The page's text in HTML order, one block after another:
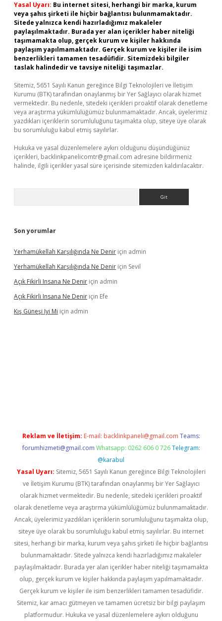
Yasal Uyarı: Bu internet sitesi, herhangi bir marka, kurum
veya şahıs şirketi ile hiçbir bağlantısı bulunmamaktadır.
Sitede yalnızca kendi hazırladığımız makaleler
paylaşılmaktadır. Burada yer alan içerikler haber niteliği
taşımamakta olup, gerçek kurum ve kişiler hakkında
paylaşım yapılmamaktadır. Gerçek kurum ve kişiler ile isim
benzerlikleri tamamen tesadüfidir. Sitemizdeki bilgiler
taslak halindedir ve tavsiye niteliği taşımazlar.
Sitemiz, 5651 Sayılı Kanun gereğince Bilgi Teknolojileri ve İletişim
Kurumu (BTK) tarafından onaylanmış bir Yer Sağlayıcı olarak hizmet
vermektedir. Bu nedenle, sitedeki içerikleri proaktif olarak denetleme
veya araştırma yükümlülüğümüz bulunmamaktadır. Ancak, üyelerimiz
yazdıkları içeriklerin sorumluluğunu taşımakta olup, siteye üye olarak
bu sorumluluğu kabul etmiş sayılırlar.
Hukuka ve yasal düzenlemelere aykırı olduğunu düşündüğünüz
içerikleri, backlinkpanelicomtr@gmail.com adresine bildirmeniz
halinde, ilgili içerikler yasal süre içerisinde sitemizden kaldırılacaktır.
Son yorumlar
Yerhamükellah Karşılığında Ne Denir için admin
Yerhamükellah Karşılığında Ne Denir için Sevil
Açık Fikirli Insana Ne Denir için admin
Açık Fikirli Insana Ne Denir için Efe
Kış Güneşi Iyi Mi için admin
Reklam ve İletişim: E-mail: backlinkpaneli@gmail.com Teams:
forumhizmeti@gmail.com Whatsapp: 0262 606 0 726 Telegram:
@karabul
Yasal Uyarı: Sitemiz, 5651 Sayılı Kanun gereğince Bilgi Teknolojileri
ve İletişim Kurumu (BTK) tarafından onaylanmış bir Yer Sağlayıcı
olarak hizmet vermektedir. Bu nedenle, sitedeki içerikleri proaktif
olarak denetleme veya araştırma yükümlülüğümüz bulunmamaktadır.
Ancak, üyelerimiz yazdıkları içeriklerin sorumluluğunu taşımakta olup,
siteye üye olarak bu sorumluluğu kabul etmiş sayılırlar. Bu internet
sitesi, herhangi bir marka, kurum veya şahıs şirketi ile hiçbir bağlantısı
bulunmamaktadır. Sitede yalnızca kendi hazırladığımız makaleler
paylaşılmaktadır. Burada yer alan içerikler haber niteliği taşımamakta
olup, gerçek kurum ve kişiler hakkında paylaşım yapılmamaktadır.
Gerçek kurum ve kişiler ile isim benzerlikleri tamamen tesadüfidir.
Sitemiz, kar amacı gütmeyen ve tamamen ücretsiz bir bilgi paylaşım
platformudur. Hukuka ve yasal düzenlemelere aykırı olduğunu